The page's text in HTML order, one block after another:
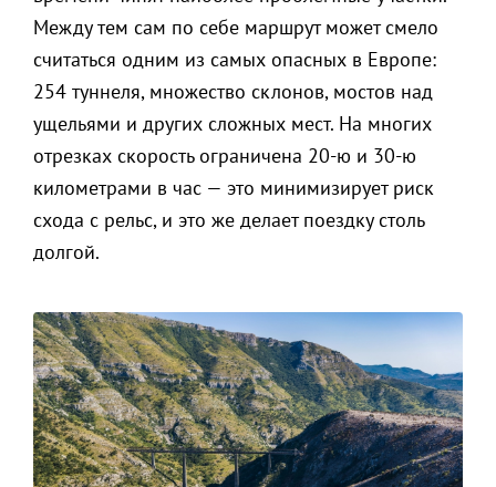
Между тем сам по себе маршрут может смело
считаться одним из самых опасных в Европе:
254 туннеля, множество склонов, мостов над
ущельями и других сложных мест. На многих
отрезках скорость ограничена 20-ю и 30-ю
километрами в час — это минимизирует риск
схода с рельс, и это же делает поездку столь
долгой.